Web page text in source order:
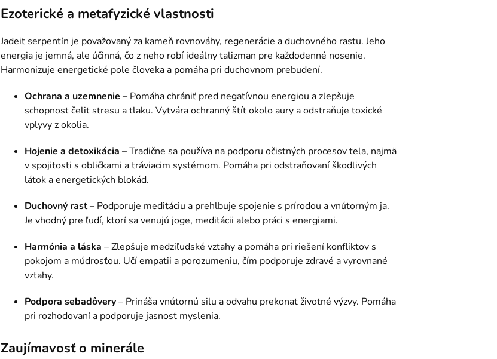
Ezoterické a metafyzické vlastnosti
Jadeit serpentín je považovaný za kameň rovnováhy, regenerácie a duchovného rastu. Jeho
energia je jemná, ale účinná, čo z neho robí ideálny talizman pre každodenné nosenie.
Harmonizuje energetické pole človeka a pomáha pri duchovnom prebudení.
Ochrana a uzemnenie – Pomáha chrániť pred negatívnou energiou a zlepšuje
schopnosť čeliť stresu a tlaku. Vytvára ochranný štít okolo aury a odstraňuje toxické
vplyvy z okolia.
Hojenie a detoxikácia – Tradične sa používa na podporu očistných procesov tela, najmä
v spojitosti s obličkami a tráviacim systémom. Pomáha pri odstraňovaní škodlivých
látok a energetických blokád.
Duchovný rast– Podporuje meditáciu a prehlbuje spojenie s prírodou a vnútorným ja.
Je vhodný pre ľudí, ktorí sa venujú joge, meditácii alebo práci s energiami.
Harmónia a láska – Zlepšuje medziľudské vzťahy a pomáha pri riešení konfliktov s
pokojom a múdrosťou. Učí empatii a porozumeniu, čím podporuje zdravé a vyrovnané
vzťahy.
Podpora sebadôvery– Prináša vnútornú silu a odvahu prekonať životné výzvy. Pomáha
pri rozhodovaní a podporuje jasnosť myslenia.
Zaujímavosť o minerále